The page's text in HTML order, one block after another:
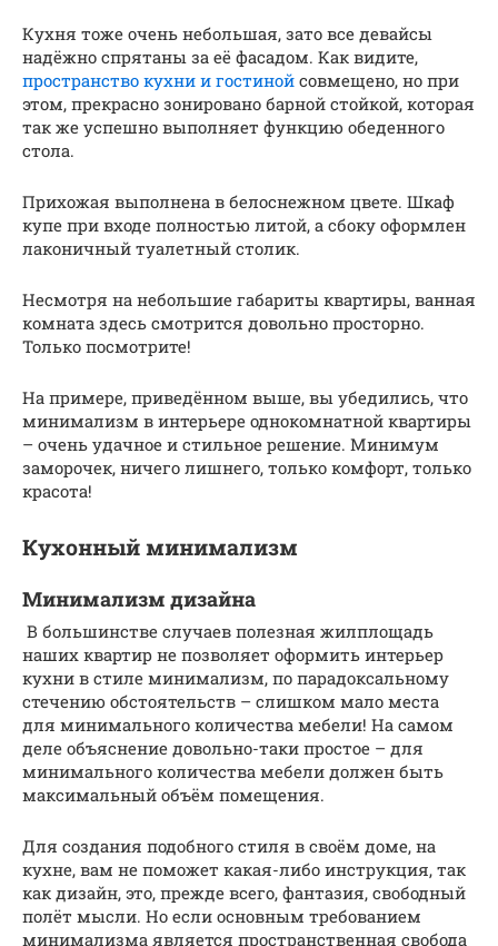
Кухня тоже очень небольшая, зато все девайсы
надёжно спрятаны за её фасадом. Как видите,
пространство кухни и гостиной совмещено, но при
этом, прекрасно зонировано барной стойкой, которая
так же успешно выполняет функцию обеденного
стола.
Прихожая выполнена в белоснежном цвете. Шкаф
купе при входе полностью литой, а сбоку оформлен
лаконичный туалетный столик.
Несмотря на небольшие габариты квартиры, ванная
комната здесь смотрится довольно просторно.
Только посмотрите!
На примере, приведённом выше, вы убедились, что
минимализм в интерьере однокомнатной квартиры
– очень удачное и стильное решение. Минимум
заморочек, ничего лишнего, только комфорт, только
красота!
Кухонный минимализм
Минимализм дизайна
В большинстве случаев полезная жилплощадь
наших квартир не позволяет оформить интерьер
кухни в стиле минимализм, по парадоксальному
стечению обстоятельств – слишком мало места
для минимального количества мебели! На самом
деле объяснение довольно-таки простое – для
минимального количества мебели должен быть
максимальный объём помещения.
Для создания подобного стиля в своём доме, на
кухне, вам не поможет какая-либо инструкция, так
как дизайн, это, прежде всего, фантазия, свободный
полёт мысли. Но если основным требованием
минимализма является пространственная свобода